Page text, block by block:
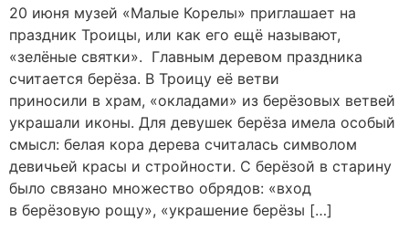
20 июня музей «Малые Корелы» приглашает на
праздник Троицы, или как его ещё называют,
«зелёные святки». Главным деревом праздника
считается берёза. В Троицу её ветви
приносили в храм, «окладами» из берёзовых ветвей
украшали иконы. Для девушек берёза имела особый
смысл: белая кора дерева считалась символом
девичьей красы и стройности. С берёзой в старину
было связано множество обрядов: «вход
в берёзовую рощу», «украшение берёзы […]